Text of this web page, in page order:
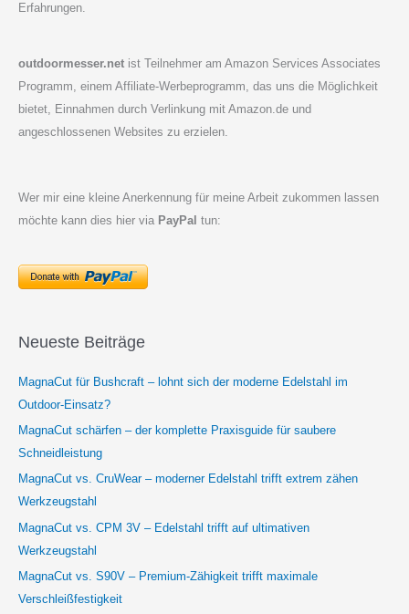
Erfahrungen.
outdoormesser.netist Teilnehmer am Amazon Services Associates
Programm, einem Affiliate-Werbeprogramm, das uns die Möglichkeit
bietet, Einnahmen durch Verlinkung mit Amazon.de und
angeschlossenen Websites zu erzielen.
Wer mir eine kleine Anerkennung für meine Arbeit zukommen lassen
möchte kann dies hier via PayPal tun:
Neueste Beiträge
MagnaCut für Bushcraft – lohnt sich der moderne Edelstahl im
Outdoor-Einsatz?
MagnaCut schärfen – der komplette Praxisguide für saubere
Schneidleistung
MagnaCut vs. CruWear – moderner Edelstahl trifft extrem zähen
Werkzeugstahl
MagnaCut vs. CPM 3V – Edelstahl trifft auf ultimativen
Werkzeugstahl
MagnaCut vs. S90V – Premium-Zähigkeit trifft maximale
Verschleißfestigkeit